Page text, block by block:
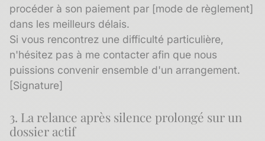
procéder à son paiement par [mode de règlement]
dans les meilleurs délais.
Si vous rencontrez une difficulté particulière,
n'hésitez pas à me contacter afin que nous
puissions convenir ensemble d'un arrangement.
[Signature]
3. La relance après silence prolongé sur un
dossier actif